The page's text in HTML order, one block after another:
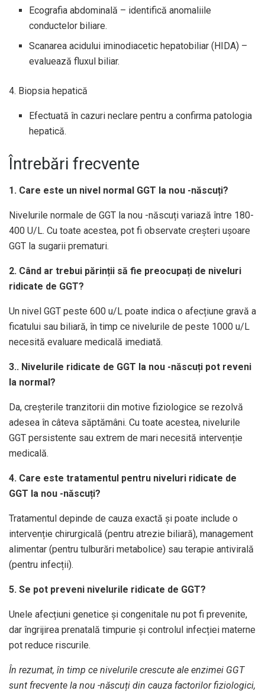
Ecografia abdominală – identifică anomaliile
conductelor biliare.
Scanarea acidului iminodiacetic hepatobiliar (HIDA) –
evaluează fluxul biliar.
4. Biopsia hepatică
Efectuată în cazuri neclare pentru a confirma patologia
hepatică.
Întrebări frecvente
1. Care este un nivel normal GGT la nou -născuți?
Nivelurile normale de GGT la nou -născuți variază între 180-
400 U/L. Cu toate acestea, pot fi observate creșteri ușoare
GGT la sugarii prematuri.
2. Când ar trebui părinții să fie preocupați de niveluri
ridicate de GGT?
Un nivel GGT peste 600 u/L poate indica o afecțiune gravă a
ficatului sau biliară, în timp ce nivelurile de peste 1000 u/L
necesită evaluare medicală imediată.
3.. Nivelurile ridicate de GGT la nou -născuți pot reveni
la normal?
Da, creșterile tranzitorii din motive fiziologice se rezolvă
adesea în câteva săptămâni. Cu toate acestea, nivelurile
GGT persistente sau extrem de mari necesită intervenție
medicală.
4. Care este tratamentul pentru niveluri ridicate de
GGT la nou -născuți?
Tratamentul depinde de cauza exactă și poate include o
intervenție chirurgicală (pentru atrezie biliară), management
alimentar (pentru tulburări metabolice) sau terapie antivirală
(pentru infecții).
5. Se pot preveni nivelurile ridicate de GGT?
Unele afecțiuni genetice și congenitale nu pot fi prevenite,
dar îngrijirea prenatală timpurie și controlul infecției materne
pot reduce riscurile.
În rezumat, în timp ce nivelurile crescute ale enzimei GGT
sunt frecvente la nou -născuți din cauza factorilor fiziologici,